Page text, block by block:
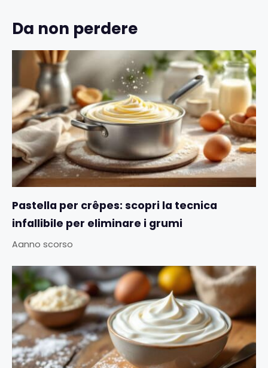
Da non perdere
Pastella per crêpes: scopri la tecnica
infallibile per eliminare i grumi
Aanno scorso